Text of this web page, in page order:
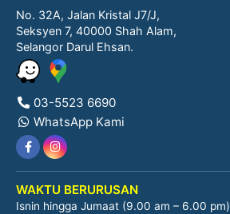
No. 32A, Jalan Kristal J7/J,
Seksyen 7, 40000 Shah Alam,
Selangor Darul Ehsan.
03-5523 6690
WhatsApp Kami
WAKTU BERURUSAN
Isnin hingga Jumaat (9.00 am – 6.00 pm)